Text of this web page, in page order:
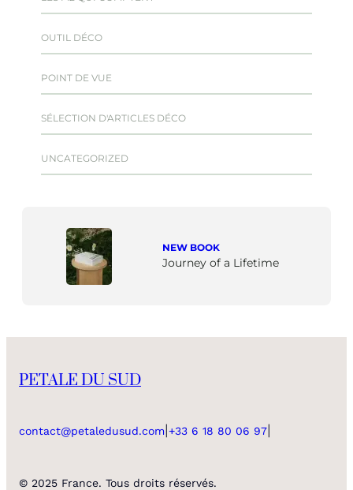
OUTIL DÉCO
POINT DE VUE
SÉLECTION D'ARTICLES DÉCO
UNCATEGORIZED
NEW BOOK
Journey of a Lifetime
PETALE DU SUD
contact@petaledusud.com +33 6 18 80 06 97
© 2025 France. Tous droits réservés.